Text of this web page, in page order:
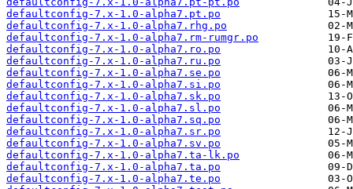
defaultconfig-7.x-1.0-alpha7.pt.po
defaultconfig-7.x-1.0-alpha7.rhg.po
defaultconfig-7.x-1.0-alpha7.rm-rumgr.po
defaultconfig-7.x-1.0-alpha7.ro.po
defaultconfig-7.x-1.0-alpha7.ru.po
defaultconfig-7.x-1.0-alpha7.se.po
defaultconfig-7.x-1.0-alpha7.si.po
defaultconfig-7.x-1.0-alpha7.sk.po
defaultconfig-7.x-1.0-alpha7.sl.po
defaultconfig-7.x-1.0-alpha7.sq.po
defaultconfig-7.x-1.0-alpha7.sr.po
defaultconfig-7.x-1.0-alpha7.sv.po
defaultconfig-7.x-1.0-alpha7.ta-lk.po
defaultconfig-7.x-1.0-alpha7.ta.po
defaultconfig-7.x-1.0-alpha7.te.po